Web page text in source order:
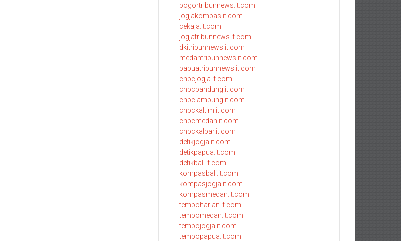
bogortribunnews.it.com
jogjakompas.it.com
cekaja.it.com
jogjatribunnews.it.com
dkitribunnews.it.com
medantribunnews.it.com
papuatribunnews.it.com
cnbcjogja.it.com
cnbcbandung.it.com
cnbclampung.it.com
cnbckaltim.it.com
cnbcmedan.it.com
cnbckalbar.it.com
detikjogja.it.com
detikpapua.it.com
detikbali.it.com
kompasbali.it.com
kompasjogja.it.com
kompasmedan.it.com
tempoharian.it.com
tempomedan.it.com
tempojogja.it.com
tempopapua.it.com